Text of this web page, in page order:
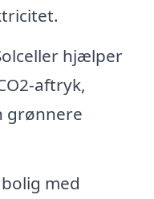
hjælper
aftryk,
grønnere
bolig med